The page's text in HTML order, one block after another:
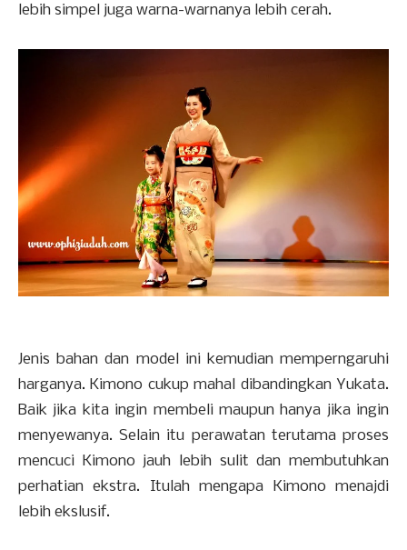
lebih simpel juga warna-warnanya lebih cerah.
Jenis bahan dan model ini kemudian memperngaruhi
harganya. Kimono cukup mahal dibandingkan Yukata.
Baik jika kita ingin membeli maupun hanya jika ingin
menyewanya. Selain itu perawatan terutama proses
mencuci Kimono jauh lebih sulit dan membutuhkan
perhatian ekstra. Itulah mengapa Kimono menajdi
lebih ekslusif.